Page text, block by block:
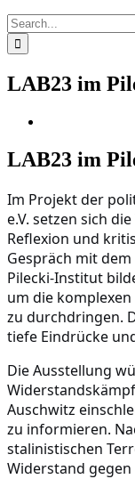
Search
for:
LAB23 im
LAB23 im
Im Projekt der
e.V. setzen sich
Reflexion und
Gespräch mit
Pilecki-Institut
um die
zu durchdringen.
tiefe Eindrücke
Die Ausstellung
Auschwitz
zu informieren.
stalinistischen
Widerstand